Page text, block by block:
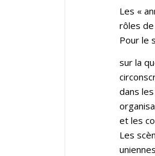
Les «
rôles
Pour le
sur la
dans
et les
Les